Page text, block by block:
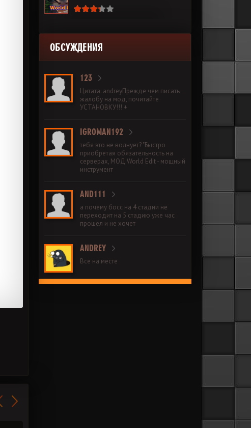
ОБСУЖДЕНИЯ
123
Цитата: andreyПрежде чем писать
жалобу на мод, почитайте
УСТАНОВКУ!!! +
IGROMAN192
тебя это не волнует? "Быстро
приобретая обязательность на
серверах, МОД World Edit - мощный
инструмент
AND111
а почему босс на 4 стадии не
переходит на 5 стадию уже час
прошёл и не хочет
ANDREY
Все на месте